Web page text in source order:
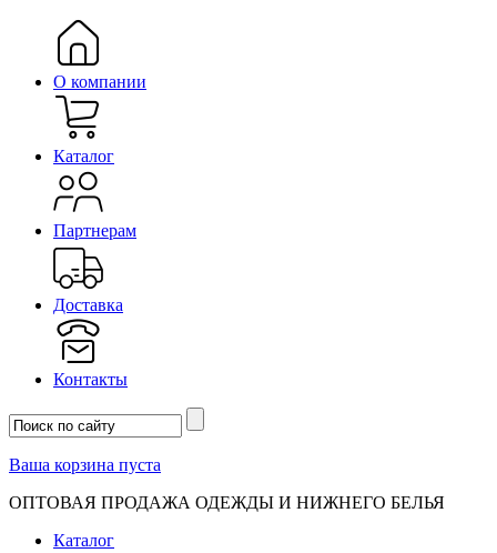
О компании
Каталог
Партнерам
Доставка
Контакты
Ваша корзина пуста
ОПТОВАЯ ПРОДАЖА ОДЕЖДЫ И НИЖНЕГО БЕЛЬЯ
Каталог